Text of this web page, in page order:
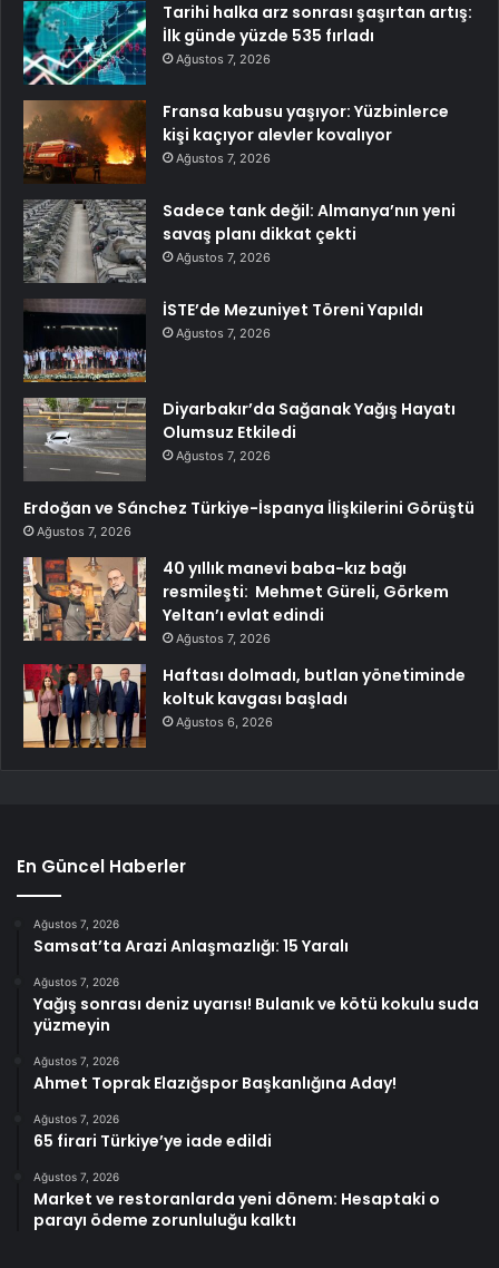
Tarihi halka arz sonrası şaşırtan artış:
İlk günde yüzde 535 fırladı
Ağustos 7, 2026
Fransa kabusu yaşıyor: Yüzbinlerce
kişi kaçıyor alevler kovalıyor
Ağustos 7, 2026
Sadece tank değil: Almanya’nın yeni
savaş planı dikkat çekti
Ağustos 7, 2026
İSTE’de Mezuniyet Töreni Yapıldı
Ağustos 7, 2026
Diyarbakır’da Sağanak Yağış Hayatı
Olumsuz Etkiledi
Ağustos 7, 2026
Erdoğan ve Sánchez Türkiye-İspanya İlişkilerini Görüştü
Ağustos 7, 2026
40 yıllık manevi baba-kız bağı
resmileşti: Mehmet Güreli, Görkem
Yeltan’ı evlat edindi
Ağustos 7, 2026
Haftası dolmadı, butlan yönetiminde
koltuk kavgası başladı
Ağustos 6, 2026
En Güncel Haberler
Ağustos 7, 2026
Samsat’ta Arazi Anlaşmazlığı: 15 Yaralı
Ağustos 7, 2026
Yağış sonrası deniz uyarısı! Bulanık ve kötü kokulu suda
yüzmeyin
Ağustos 7, 2026
Ahmet Toprak Elazığspor Başkanlığına Aday!
Ağustos 7, 2026
65 firari Türkiye’ye iade edildi
Ağustos 7, 2026
Market ve restoranlarda yeni dönem: Hesaptaki o
parayı ödeme zorunluluğu kalktı